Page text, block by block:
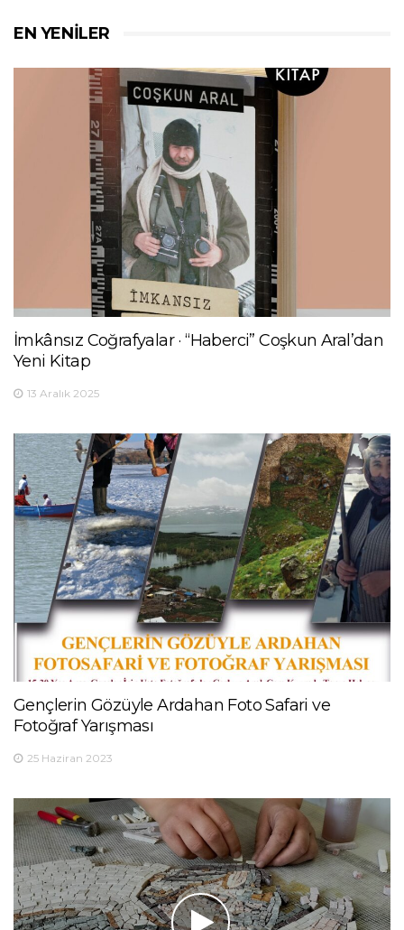
EN YENILER
İmkânsız Coğrafyalar · “Haberci” Coşkun Aral’dan
Yeni Kitap
13 Aralık 2025
Gençlerin Gözüyle Ardahan Foto Safari ve
Fotoğraf Yarışması
25 Haziran 2023